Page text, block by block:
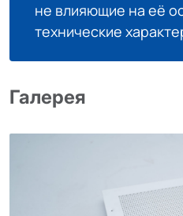
не влияющие на её
технические
Галерея